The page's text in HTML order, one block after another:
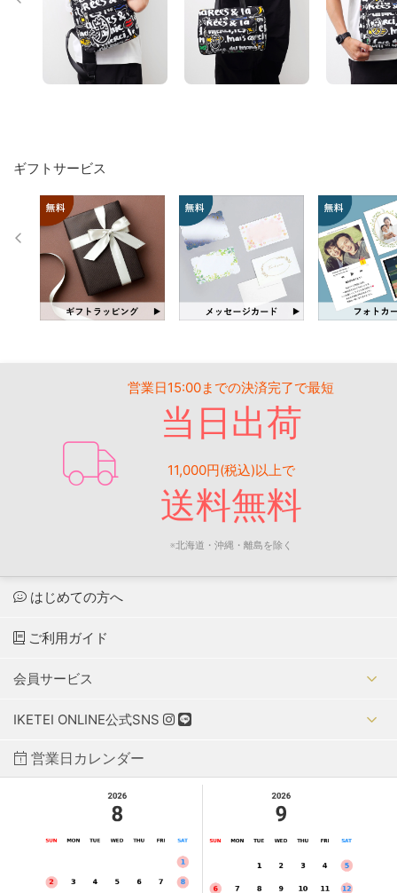
ギフトサービス
営業日15:00までの決済完了で最短
当日出荷
11,000円(税込)以上で
送料無料
※北海道・沖縄・離島を除く
はじめての方へ
ご利用ガイド
会員サービス
IKETEI ONLINE公式SNS
営業日カレンダー